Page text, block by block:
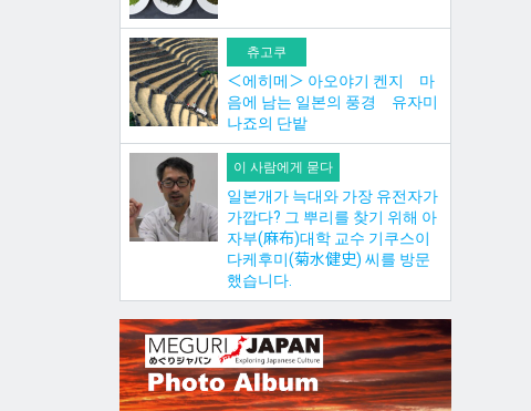
츄고쿠
＜에히메＞ 아오야기 켄지 마
음에 남는 일본의 풍경 유자미
나죠의 단밭
이 사람에게 묻다
일본개가 늑대와 가장 유전자가
가깝다? 그 뿌리를 찾기 위해 아
자부(麻布)대학 교수 기쿠스이
다케후미(菊水健史) 씨를 방문
했습니다.